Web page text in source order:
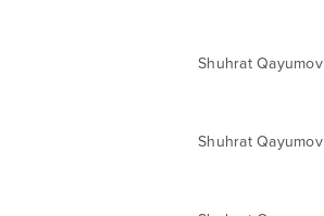
Shuhrat Qayumov
Shuhrat Qayumov